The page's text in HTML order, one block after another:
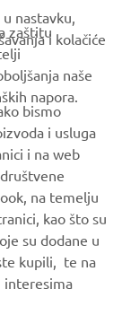
posebnim
zaštitu
naše
napora.
nastavku,
i kolačiće
bismo
i usluga
i na web
na temelju
kao što su
su dodane u
kupili, te na
interesima